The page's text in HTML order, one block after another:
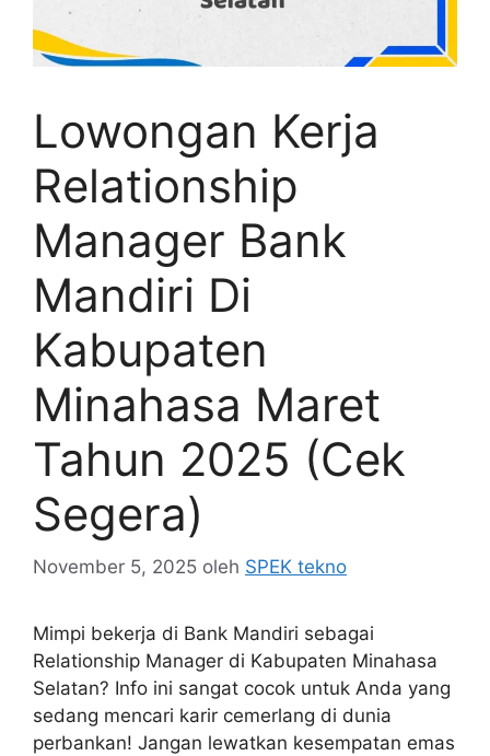
Lowongan Kerja
Relationship
Manager Bank
Mandiri Di
Kabupaten
Minahasa Maret
Tahun 2025 (Cek
Segera)
November 5, 2025 oleh SPEK tekno
Mimpi bekerja di Bank Mandiri sebagai
Relationship Manager di Kabupaten Minahasa
Selatan? Info ini sangat cocok untuk Anda yang
sedang mencari karir cemerlang di dunia
perbankan! Jangan lewatkan kesempatan emas